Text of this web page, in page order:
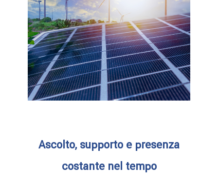
Ascolto, supporto e presenza
costante nel tempo